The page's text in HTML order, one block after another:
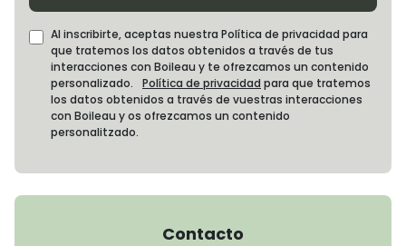
Al inscribirte, aceptas nuestra Política de privacidad para
que tratemos los datos obtenidos a través de tus
interacciones con Boileau y te ofrezcamos un contenido
personalizado. Política de privacidad para que tratemos
los datos obtenidos a través de vuestras interacciones
con Boileau y os ofrezcamos un contenido
personalitzado.
Contacto